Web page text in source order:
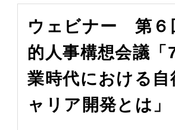
ウェビナー 第６
的人事構想会議「
業時代における自
ャリア開発とは」